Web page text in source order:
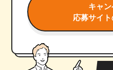
キャ
応募サイ